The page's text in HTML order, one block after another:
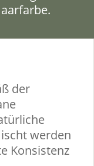
der
werden
Konsistenz